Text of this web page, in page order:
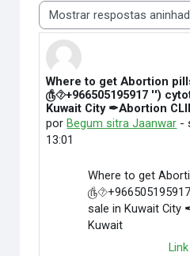
Modo de visualização
Where to get Abortion
௹⯑+966505195917 '')
Kuwait City ✒Abortion
por Begum sitra Jaanwar -
13:01
Número de respostas: 0
Where to get
sale in Kuwait City
Kuwait